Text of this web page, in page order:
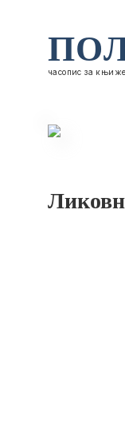
часопис за